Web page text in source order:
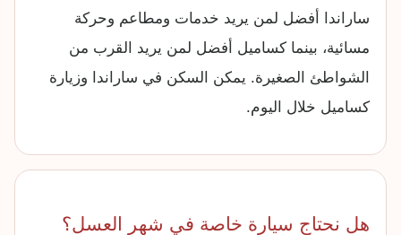
ساراندا أفضل لمن يريد خدمات ومطاعم وحركة
مسائية، بينما كساميل أفضل لمن يريد القرب من
الشواطئ الصغيرة. يمكن السكن في ساراندا وزيارة
كساميل خلال اليوم.
هل نحتاج سيارة خاصة في شهر العسل؟